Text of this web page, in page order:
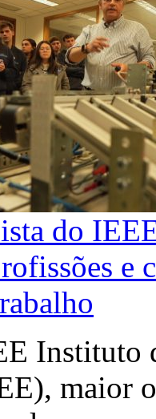
do
e
Instituto
maior